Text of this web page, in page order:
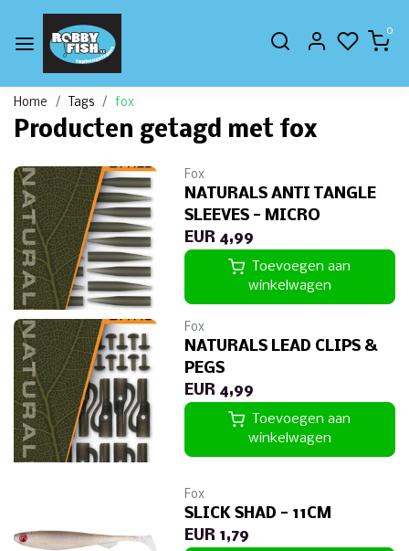
0
Home Tags fox
Producten getagd met fox
Fox
NATURALS ANTI TANGLE
SLEEVES - MICRO
EUR 4,99
Toevoegen aan
winkelwagen
Fox
NATURALS LEAD CLIPS &
PEGS
EUR 4,99
Toevoegen aan
winkelwagen
Fox
SLICK SHAD - 11CM
EUR 1,79